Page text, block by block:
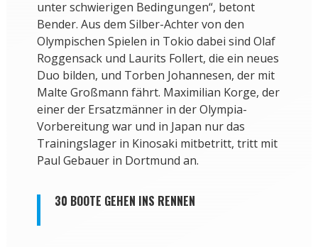
unter schwierigen Bedingungen“, betont
Bender. Aus dem Silber-Achter von den
Olympischen Spielen in Tokio dabei sind Olaf
Roggensack und Laurits Follert, die ein neues
Duo bilden, und Torben Johannesen, der mit
Malte Großmann fährt. Maximilian Korge, der
einer der Ersatzmänner in der Olympia-
Vorbereitung war und in Japan nur das
Trainingslager in Kinosaki mitbetritt, tritt mit
Paul Gebauer in Dortmund an.
30 BOOTE GEHEN INS RENNEN